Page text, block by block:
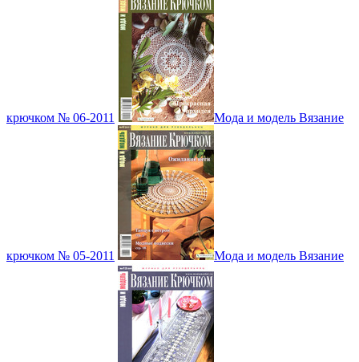
крючком № 06-2011 Мода и модель Вязание
крючком № 05-2011 Мода и модель Вязание